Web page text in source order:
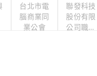
台北市電
腦商業同
業公會
聯發科技
股份有限
公司職工